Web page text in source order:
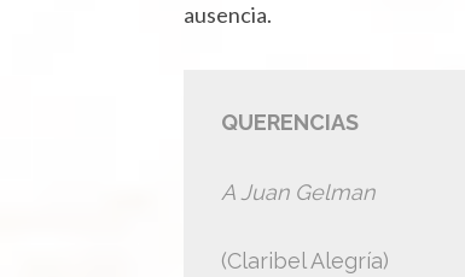
ausencia.
QUERENCIAS
A Juan Gelman
(Claribel Alegría)